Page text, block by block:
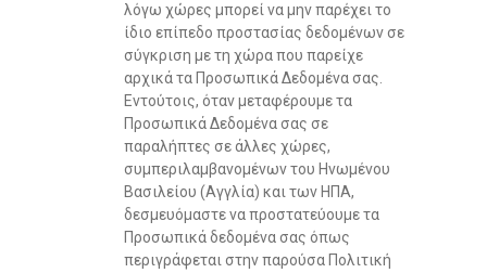
λόγω χώρες μπορεί να μην παρέχει το
ίδιο επίπεδο προστασίας δεδομένων σε
σύγκριση με τη χώρα που παρείχε
αρχικά τα Προσωπικά Δεδομένα σας.
Εντούτοις, όταν μεταφέρουμε τα
Προσωπικά Δεδομένα σας σε
παραλήπτες σε άλλες χώρες,
συμπεριλαμβανομένων του Ηνωμένου
Βασιλείου (Αγγλία) και των ΗΠΑ,
δεσμευόμαστε να προστατεύουμε τα
Προσωπικά δεδομένα σας όπως
περιγράφεται στην παρούσα Πολιτική